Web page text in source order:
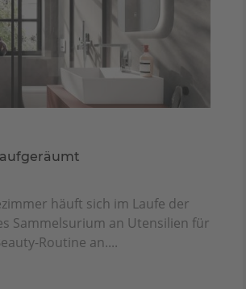
häuft sich im Laufe der
Sammelsurium an Utensilien für
Routine an....